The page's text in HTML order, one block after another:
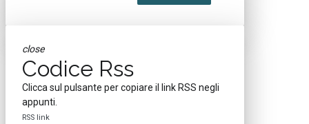
close
Codice Rss
Clicca sul pulsante per copiare il link RSS negli
appunti.
RSS link